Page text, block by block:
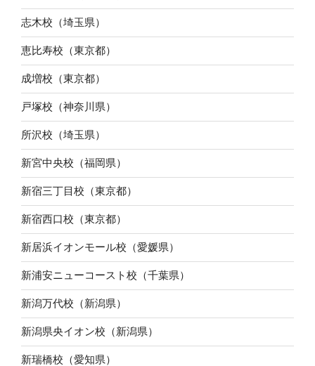
志木校（埼玉県）
恵比寿校（東京都）
成増校（東京都）
戸塚校（神奈川県）
所沢校（埼玉県）
新宮中央校（福岡県）
新宿三丁目校（東京都）
新宿西口校（東京都）
新居浜イオンモール校（愛媛県）
新浦安ニューコースト校（千葉県）
新潟万代校（新潟県）
新潟県央イオン校（新潟県）
新瑞橋校（愛知県）